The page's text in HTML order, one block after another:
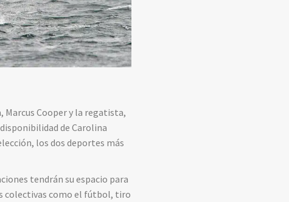
Marcus Cooper y la regatista,
de Carolina
los dos deportes más
tendrán su espacio para
colectivas como el fútbol, tiro